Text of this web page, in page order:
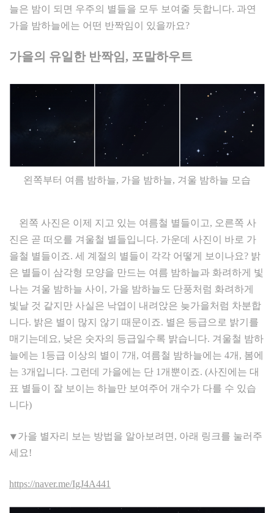
늘은 밤이 되면 우주의 별들을 모두 보여줄 듯합니다. 과연
가을 밤하늘에는 어떤 반짝임이 있을까요?
가을의 유일한 반짝임 , 포말하우트
왼쪽부터 여름 밤하늘, 가을 밤하늘, 겨울 밤하늘 모습
왼쪽 사진은 이제 지고 있는 여름철 별들이고, 오른쪽 사
진은 곧 떠오를 겨울철 별들입니다. 가운데 사진이 바로 가
을철 별들이죠. 세 계절의 별들이 각각 어떻게 보이나요? 밝
은 별들이 삼각형 모양을 만드는 여름 밤하늘과 화려하게 빛
나는 겨울 밤하늘 사이, 가을 밤하늘도 단풍처럼 화려하게
빛날 것 같지만 사실은 낙엽이 내려앉은 늦가을처럼 차분합
니다. 밝은 별이 많지 않기 때문이죠. 별은 등급으로 밝기를
매기는데요, 낮은 숫자의 등급일수록 밝습니다. 겨울철 밤하
늘에는 1등급 이상의 별이 7개, 여름철 밤하늘에는 4개, 봄에
는 3개입니다. 그런데 가을에는 단 1개뿐이죠. (사진에는 대
표 별들이 잘 보이는 하늘만 보여주어 개수가 다를 수 있습
니다)
⯆가을 별자리 보는 방법을 알아보려면, 아래 링크를 눌러주
세요!
https://naver.me/IgJ4A441